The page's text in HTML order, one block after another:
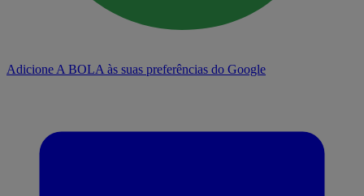
Adicione A BOLA às suas preferências do Google